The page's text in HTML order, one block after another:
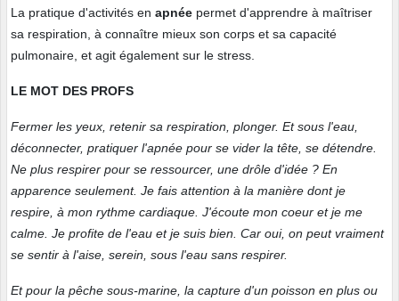
La pratique d'activités en apnée permet d'apprendre à maîtriser
sa respiration, à connaître mieux son corps et sa capacité
pulmonaire, et agit également sur le stress.
LE MOT DES PROFS
Fermer les yeux, retenir sa respiration, plonger. Et sous l'eau,
déconnecter, pratiquer l'apnée pour se vider la tête, se détendre.
Ne plus respirer pour se ressourcer, une drôle d'idée ? En
apparence seulement. Je fais attention à la manière dont je
respire, à mon rythme cardiaque. J'écoute mon coeur et je me
calme. Je profite de l'eau et je suis bien. Car oui, on peut vraiment
se sentir à l'aise, serein, sous l'eau sans respirer.
Et pour la pêche sous-marine, la capture d'un poisson en plus ou